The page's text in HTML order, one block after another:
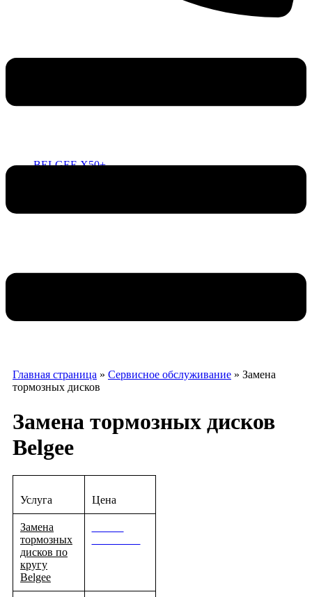
BELGEE X50+
Главная страница » Сервисное обслуживание » Замена
тормозных дисков
Замена тормозных дисков
Belgee
Услуга Цена
Замена
тормозных
дисков по
кругу
Belgee